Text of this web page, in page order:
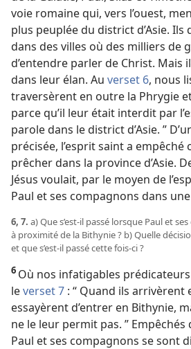
voie romaine qui, vers l’ouest,
plus peuplée du district d’Asie.
dans des villes où des milliers de
d’entendre parler de Christ. Mais
dans leur élan. Au verset 6, nous
traversèrent en outre la Phrygie
parce qu’il leur était interdit par
parole dans le district d’Asie. ”
précisée, l’esprit saint a empêché
prêcher dans la province d’Asie.
Jésus voulait, par le moyen de
Paul et ses compagnons dans
6, 7. a) Que s’est-​il passé lorsque Paul et
à proximité de la Bithynie ? b) Quelle
et que s’est-​il passé cette fois-​ci ?
6 Où nos infatigables prédicateurs
leverset 7 : “ Quand ils arrivèrent
essayèrent d’entrer en Bithynie,
ne le leur permit pas. ” Empêchés
Paul et ses compagnons se sont